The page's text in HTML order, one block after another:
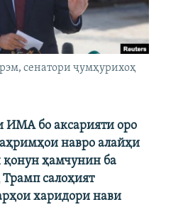
сенатори ҷумҳурихоҳ
ИМА бо аксарияти оро
навро алайҳи
қонун ҳамчунин ба
салоҳият
харидори нави